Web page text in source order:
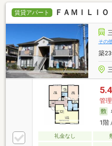
賃貸アパート ＦＡＭＩＬＩＯ
その
築
管
1階
礼金なし